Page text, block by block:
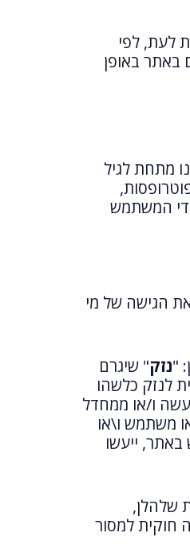
לעת, לפי
באתר באופן
מתחת לגיל
ידי המשתמש
הגישה של מי
"נזק" שיגרם
לנזק כלשהו
ו/או ממחדל
משתמש ו\או
ייעשו
שלהלן,
חוקית למסור